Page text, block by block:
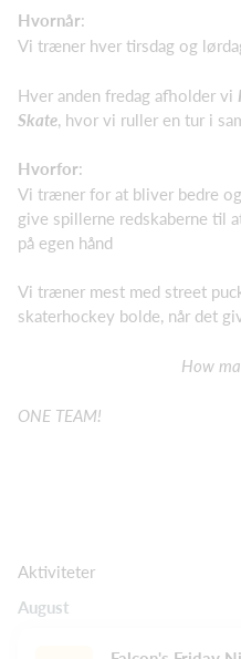
Hvornår:
Vi træner hver tirsdag og
Hver anden fredag afholder vi
Skate , hvor vi ruller en tur i
Hvorfor:
Vi træner for at bliver bedre
give spillerne redskaberne til
på egen hånd
Vi træner mest med street
skaterhockey bolde, når det
How
ONE TEAM!
Aktiviteter
August